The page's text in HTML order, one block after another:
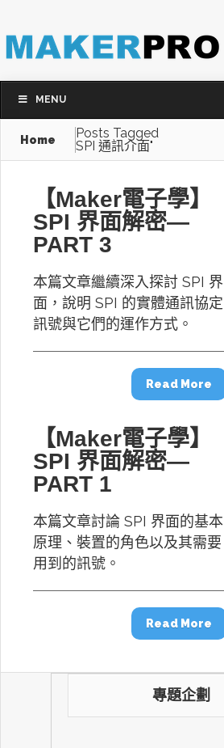
MENU
Home
Posts Tagged
SPI 通訊介面"
【Maker電子學】
SPI 界面解密—
PART 3
本篇文章繼續深入探討 SPI 界
面，說明 SPI 的實體通訊協定
訊號與它們的運作方式。
Read More
【Maker電子學】
SPI 界面解密—
PART 1
本篇文章討論 SPI 界面的基本
原理、裝置的角色以及其需要
用到的訊號。
Read More
專題企劃